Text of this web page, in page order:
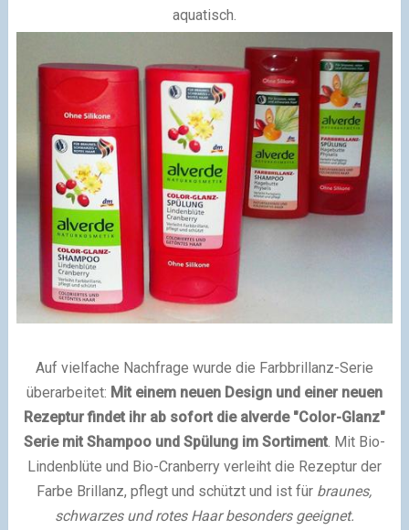
aquatisch.
Auf vielfache Nachfrage wurde die Farbbrillanz-Serie
überarbeitet: Mit einem neuen Design und einer neuen
Rezeptur findet ihr ab sofort die alverde "Color-Glanz"
Serie mit Shampoo und Spülung im Sortiment. Mit Bio-
Lindenblüte und Bio-Cranberry verleiht die Rezeptur der
Farbe Brillanz, pflegt und schützt und ist für braunes,
schwarzes und rotes Haar besonders geeignet.